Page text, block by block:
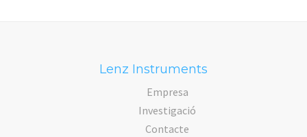
Lenz Instruments
Empresa
Investigació
Contacte